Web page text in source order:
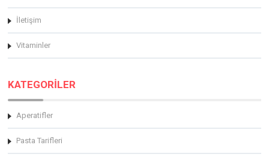
İletişim
Vitaminler
KATEGORİLER
Aperatifler
Pasta Tarifleri